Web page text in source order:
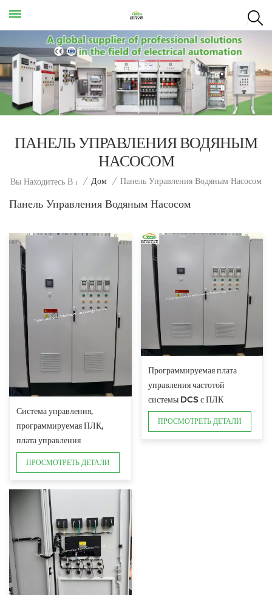
ПАНЕЛЬ УПРАВЛЕНИЯ ВОДЯНЫМ
НАСОСОМ
Вы Находитесь В : / Дом / Панель Управления Водяным Насосом
Панель Управления Водяным Насосом
Система управления,
программируемая ПЛК,
плата управления
переменной частотой
ПРОСМОТРЕТЬ ДЕТАЛИ
Программируемая плата
управления частотой
системы DCS с ПЛК
ПРОСМОТРЕТЬ ДЕТАЛИ